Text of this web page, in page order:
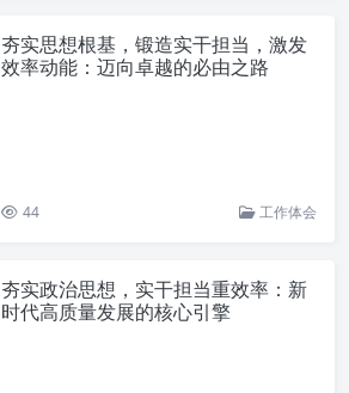
夯实思想根基，锻造实干担当，激发
效率动能：迈向卓越的必由之路
44 工作体会
夯实政治思想，实干担当重效率：新
时代高质量发展的核心引擎